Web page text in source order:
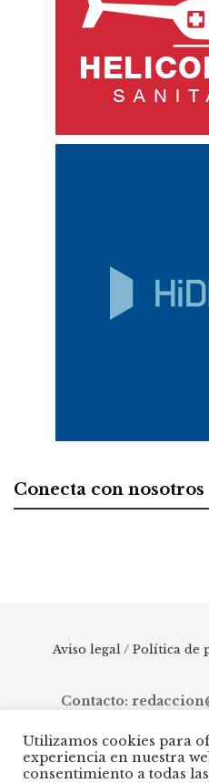
Conecta con nosotros
Aviso legal / Política de
Contacto:
© 2025 AZ Costa del Sol -
Manilva, pasando por
Utilizamos cookies para
experiencia en nuestra
consentimiento a todas